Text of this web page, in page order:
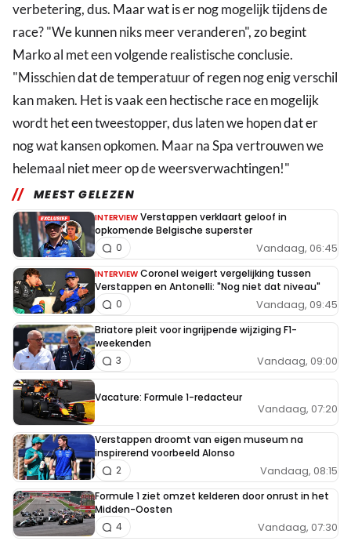
verbetering, dus. Maar wat is er nog mogelijk tijdens de
race? "We kunnen niks meer veranderen", zo begint
Marko al met een volgende realistische conclusie.
"Misschien dat de temperatuur of regen nog enig verschil
kan maken. Het is vaak een hectische race en mogelijk
wordt het een tweestopper, dus laten we hopen dat er
nog wat kansen opkomen. Maar na Spa vertrouwen we
helemaal niet meer op de weersverwachtingen!"
MEEST GELEZEN
INTERVIEW Verstappen verklaart geloof in
opkomende Belgische superster
Vandaag, 06:45
0
INTERVIEW Coronel weigert vergelijking tussen
Verstappen en Antonelli: "Nog niet dat niveau"
Vandaag, 09:45
0
Briatore pleit voor ingrijpende wijziging F1-
weekenden
Vandaag, 09:00
3
Vacature: Formule 1-redacteur
Vandaag, 07:20
Verstappen droomt van eigen museum na
inspirerend voorbeeld Alonso
Vandaag, 08:15
2
Formule 1 ziet omzet kelderen door onrust in het
Midden-Oosten
Vandaag, 07:30
4